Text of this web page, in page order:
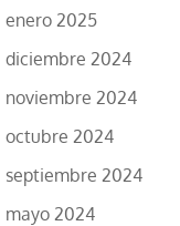
enero 2025
diciembre 2024
noviembre 2024
octubre 2024
septiembre 2024
mayo 2024